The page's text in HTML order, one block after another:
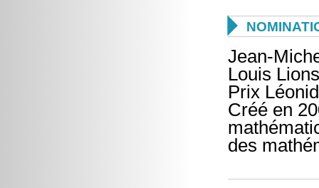

Jean-
Louis
Prix
Créé en
des